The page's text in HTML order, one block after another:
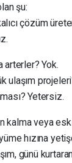
şu:
çözüm
arterler? Yok.
projeleri?
Yetersiz.
kalma veya
hızına
günü